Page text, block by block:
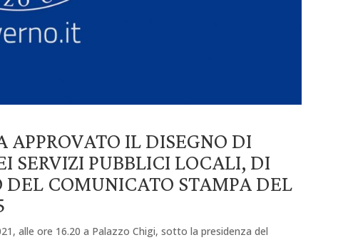
IL DISEGNO DI
SERVIZI PUBBLICI LOCALI, DI
DEL COMUNICATO STAMPA DEL
alle ore 16.20 a Palazzo Chigi, sotto la presidenza del